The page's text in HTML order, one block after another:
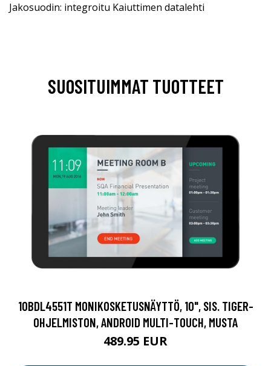
Jakosuodin: integroitu Kaiuttimen datalehti
SUOSITUIMMAT TUOTTEET
10BDL4551T MONIKOSKETUSNÄYTTÖ, 10", SIS. TIGER-
OHJELMISTON, ANDROID MULTI-TOUCH, MUSTA
489.95 EUR